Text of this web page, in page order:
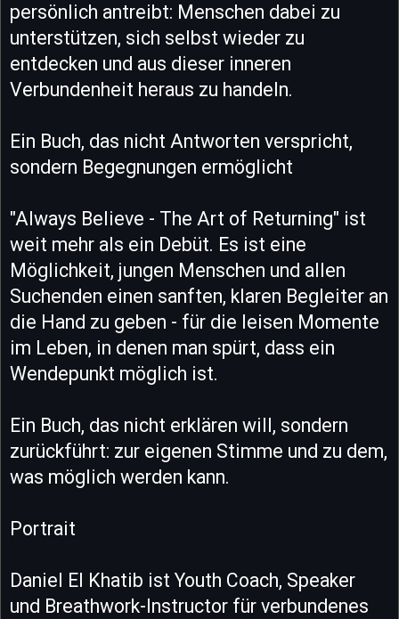
persönlich antreibt: Menschen dabei zu
unterstützen, sich selbst wieder zu
entdecken und aus dieser inneren
Verbundenheit heraus zu handeln.
Ein Buch, das nicht Antworten verspricht,
sondern Begegnungen ermöglicht
"Always Believe - The Art of Returning" ist
weit mehr als ein Debüt. Es ist eine
Möglichkeit, jungen Menschen und allen
Suchenden einen sanften, klaren Begleiter an
die Hand zu geben - für die leisen Momente
im Leben, in denen man spürt, dass ein
Wendepunkt möglich ist.
Ein Buch, das nicht erklären will, sondern
zurückführt: zur eigenen Stimme und zu dem,
was möglich werden kann.
Portrait
Daniel El Khatib ist Youth Coach, Speaker
und Breathwork-Instructor für verbundenes